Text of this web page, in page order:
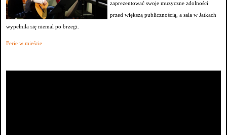
zaprezentować swoje muzyczne zdolności
przed większą publicznością, a sala w Jatkach
wypełniła się niemal po brzegi.
Ferie w mieście